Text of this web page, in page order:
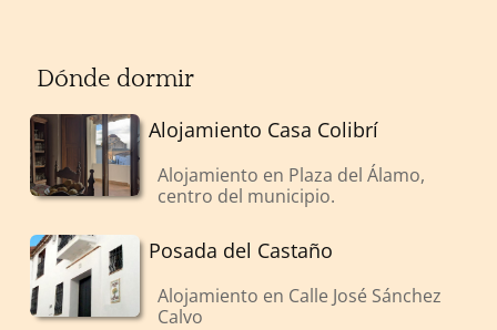
Dónde dormir
Alojamiento Casa Colibrí
Alojamiento en Plaza del Álamo,
centro del municipio.
Posada del Castaño
Alojamiento en Calle José Sánchez
Calvo